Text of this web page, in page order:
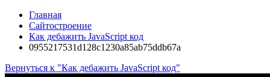
Главная
Сайтостроение
Как дебажить JavaScript код
0955217531d128c1230a85ab75ddb67a
Вернуться к "Как дебажить JavaScript код"